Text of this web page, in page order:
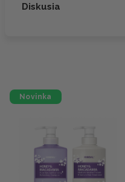
Diskusia
Novinka